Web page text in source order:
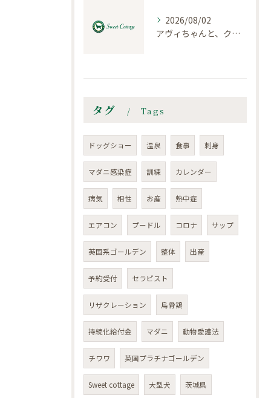
2026/08/02
アヴィちゃんと、クロエちゃん
タグ Tags
ドッグショー 温泉 食事 刺身
マダニ感染症 訓練 カレンダー
病気 相性 お産 熱中症
エアコン プードル コロナ サップ
英国系ゴールデン 整体 出産
予約受付 セラピスト
リザクレーション 烏骨鶏
持続化給付金 マダニ 動物愛護法
チワワ 英国プラチナゴールデン
Sweet cottage 大型犬 茨城県